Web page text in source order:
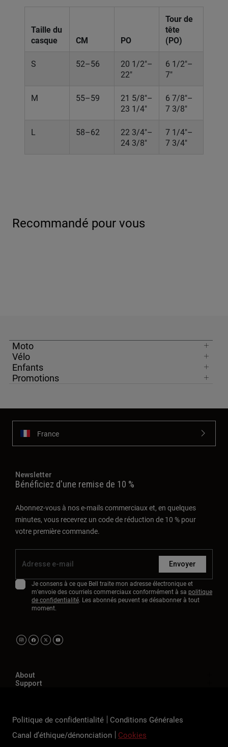
Taille du
casque
CM PO
Tour de
tête
(PO)
S 52–56
20 1/2"–
22"
6 1/2"–
7"
M 55–59
21 5/8"–
23 1/4"
6 7/8"–
7 3/8"
L 58–62
22 3/4"–
24 3/8"
7 1/4"–
7 3/4"
Recommandé pour vous
Moto
Vélo
Enfants
Promotions
France
Newsletter
Bénéficiez d'une remise de 10 %
Abonnez-vous à nos e-mails commerciaux et, en quelques
minutes, vous recevrez un code de réduction de 10 % pour
votre première commande.
Envoyer
Je consens à ce que Bell traite mon adresse électronique et
m'envoie des courriels commerciaux conformément à sa politique
de confidentialité. Les abonnés peuvent se désabonner à tout
moment.
About
Support
Politique de confidentialité
Conditions Générales
Canal d’éthique/dénonciation
Cookies